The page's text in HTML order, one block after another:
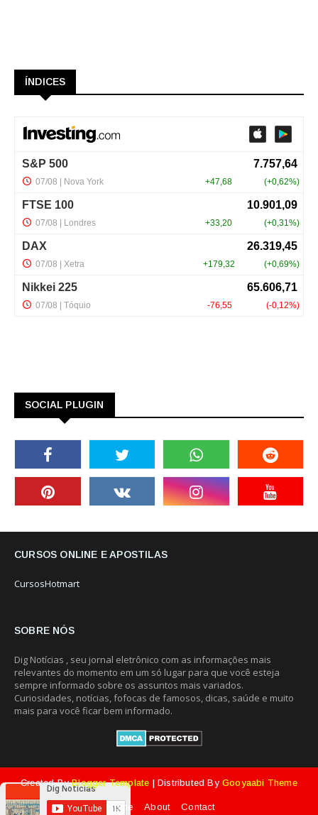
ÍNDICES
SOCIAL PLUGIN
CURSOS ONLINE E APOSTILAS
CursosHotmart
SOBRE NÓS
Dig Notícias , seu jornal eletrônico com as informações mais
relevantes do momento em um só lugar para que você esteja
sempre informado sobre os assuntos mais variados.
Curiosidades, notícias, fofocas de famosos, dicas, saúde e muito
mais para você ficar bem informado.
Created ByBlogger Template | Distributed ByGooyaabi Theme
Home About Contact